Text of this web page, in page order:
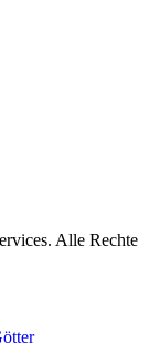
Alle Rechte